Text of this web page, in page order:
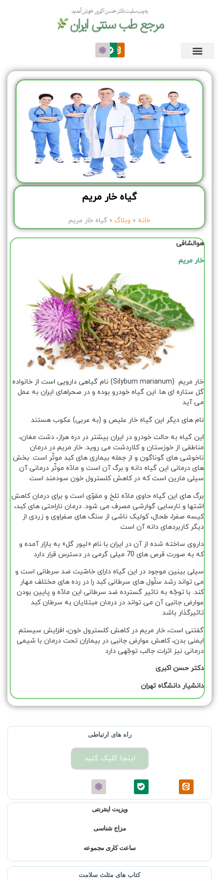
به وب سایت دکتر حسن اکبری خوش آمدید
مرجع طب سنتی ایران
گیاه خار مریم
خانه» وبلاگ» گیاه خار مریم
هوالشافی
خار مریم
خار مریم (Silybum marianum) نام گیاهی دارویی است از خانواده
گل ستاره ای ها. این گیاه خودرو بوده و در صحراهای ایران به عمل
می آید
نام های دیگر این گیاه خار علیص و (به عربی) عکوب هستند
این گیاه به حالت خودرو در ایران بیشتر در دره هراز، دشت مغان،
مناطقی از خوزستان و کلاردشت می روید. خار مریم در درمان
ناخوشی های گوناگون و از جمله بیماری های کبد موثّر است. بخش
های درمانی این گیاه دانه و برگ آن است و مادّه موثّر درمانی آن
سیلی مارین است که در کاهش کلسترول خون سودمند است
برگ های این گیاه حاوی مادّه تلخ و مقوّی است و برای درمان کاهش
اشتها و نارسایی گوارشی مصرف می شود. درمان ناراحتی های کبد،
کیسه صفرا، طحال، کولیک ناشی از سنگ های صفراوی و زردی از
دیگر کاربردهای دانه آن است
داروی ساخته شده از آن در ایران با نام «لیور گل» به بازار آمده و
که به صورت قرص های 70 میلی گرمی در دسترس قرار دارد
سیلی بینین موجود در این گیاه دارای خاصّیت ضد سرطانی است و
می تواند رشد سلّول های سرطانی کبد را در رده های مختلف مهار
کند. با توجّه به تاثیر گسترده ضد سرطانی این مادّه و پایین بودن
عوارض جانبی آن می تواند در درمان مبتلایان به سرطان کبد
تاثیرگذار باشد
گفتنی است، خار مریم در کاهش کلسترول خون، افزایش سیستم
ایمنی بدن، کاهش عوارض جانبی در بیماران تحت درمان با شیمی
درمانی نیز اثرات جالب توجّهی دارد
دکتر حسن اکبری
دانشیار دانشگاه تهران
راه های ارتباطی
اینجا کلیک کنید
ویزیت اینترنتی
مزاج شناسی
ساعت کاری مجموعه
کتاب های مثلث سلامت